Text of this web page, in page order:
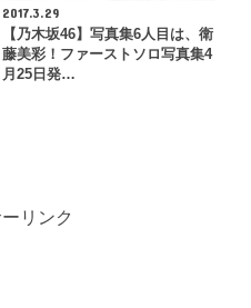
2017.3.29
【乃木坂46】写真集6人目は、衛
藤美彩！ファーストソロ写真集4
月25日発…
リンク